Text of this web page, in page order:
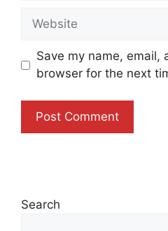
Website
Save my name, email,
browser for the next
Search